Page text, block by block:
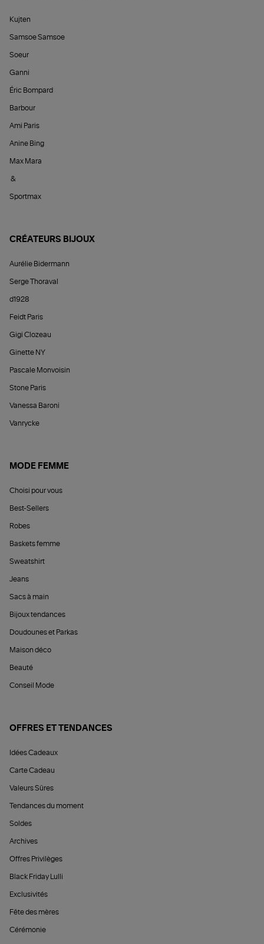
Kujten
Samsoe Samsoe
Soeur
Ganni
Éric Bompard
Barbour
Ami Paris
Anine Bing
Max Mara
&
Sportmax
CRÉATEURS BIJOUX
Aurélie Bidermann
Serge Thoraval
d1928
Feidt Paris
Gigi Clozeau
Ginette NY
Pascale Monvoisin
Stone Paris
Vanessa Baroni
Vanrycke
MODE FEMME
Choisi pour vous
Best-Sellers
Robes
Baskets femme
Sweatshirt
Jeans
Sacs à main
Bijoux tendances
Doudounes et Parkas
Maison déco
Beauté
Conseil Mode
OFFRES ET TENDANCES
Idées Cadeaux
Carte Cadeau
Valeurs Sûres
Tendances du moment
Soldes
Archives
Offres Privilèges
Black Friday Lulli
Exclusivités
Fête des mères
Cérémonie